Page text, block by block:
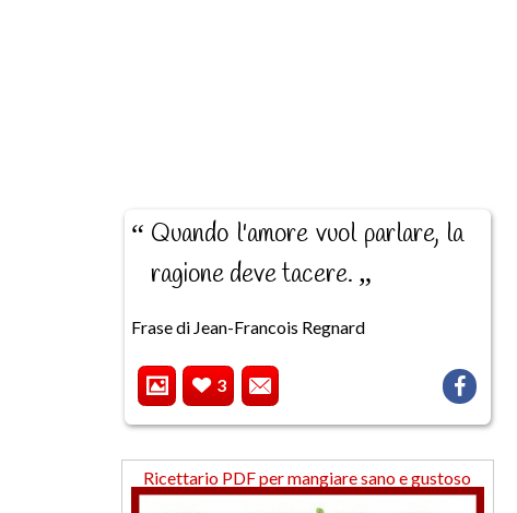
Quando l'amore vuol parlare, la
ragione deve tacere.
Frase di Jean-Francois Regnard
3
Ricettario PDF per mangiare sano e gustoso